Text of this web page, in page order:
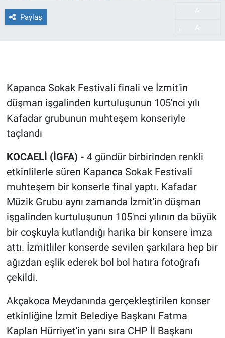
Paylaş
Kapanca Sokak Festivali finali ve İzmit'in
düşman işgalinden kurtuluşunun 105'nci yılı
Kafadar grubunun muhteşem konseriyle
taçlandı
KOCAELİ (İGFA) - 4 gündür birbirinden renkli
etkinlilerle süren Kapanca Sokak Festivali
muhteşem bir konserle final yaptı. Kafadar
Müzik Grubu aynı zamanda İzmit'in düşman
işgalinden kurtuluşunun 105'nci yılının da büyük
bir coşkuyla kutlandığı harika bir konsere imza
attı. İzmitliler konserde sevilen şarkılara hep bir
ağızdan eşlik ederek bol bol hatıra fotoğrafı
çekildi.
Akçakoca Meydanında gerçekleştirilen konser
etkinliğine İzmit Belediye Başkanı Fatma
Kaplan Hürriyet'in yanı sıra CHP İl Başkanı